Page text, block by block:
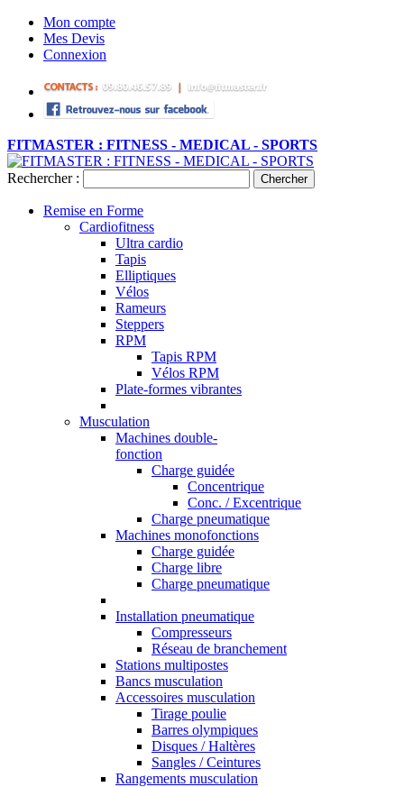
Mon compte
Mes Devis
Connexion
FITMASTER : FITNESS - MEDICAL - SPORTS
Rechercher : Chercher
Remise en Forme
Cardiofitness
Ultra cardio
Tapis
Elliptiques
Vélos
Rameurs
Steppers
RPM
Tapis RPM
Vélos RPM
Plate-formes vibrantes
Musculation
Machines double-
fonction
Charge guidée
Concentrique
Conc. / Excentrique
Charge pneumatique
Machines monofonctions
Charge guidée
Charge libre
Charge pneumatique
Installation pneumatique
Compresseurs
Réseau de branchement
Stations multipostes
Bancs musculation
Accessoires musculation
Tirage poulie
Barres olympiques
Disques / Haltères
Sangles / Ceintures
Rangements musculation